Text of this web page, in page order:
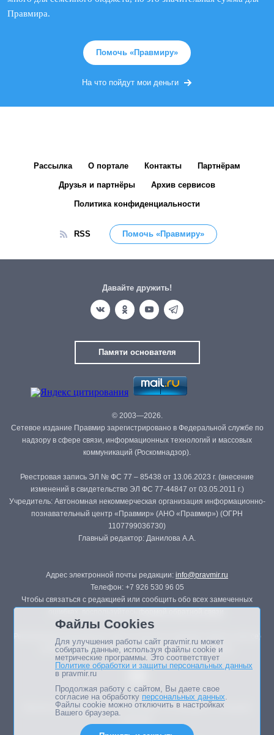
Правмира.
Помочь «Правмиру»
На что пойдут мои деньги
Рассылка О портале Контакты Партнёрам
Друзья и партнёры Архив сервисов
Политика конфиденциальности
RSS Помочь «Правмиру»
Давайте дружить!
Памяти основателя
© 2003—2026.
Сетевое издание Правмир зарегистрировано в Федеральной службе по
надзору в сфере связи, информационных технологий и массовых
коммуникаций (Роскомнадзор).
Реестровая запись ЭЛ № ФС 77 – 85438 от 13.06.2023 г. (внесение
изменений в свидетельство ЭЛ ФС 77-44847 от 03.05.2011 г.)
Учредитель: Автономная некоммерческая организация информационно-
познавательный центр «Правмир» (АНО «Правмир») (ОГРН
1107799036730)
Главный редактор: Данилова А.А.
Адрес электронной почты редакции: info@pravmir.ru
Телефон: +7 926 530 96 05
Чтобы связаться с редакцией или сообщить обо всех замеченных
Републикация материалов сайта в печатных изданиях (книгах, прессе)
возможна только с письменного разрешения редакции.
Мнение авторов статей портала может не совпадать с позицией
Файлы Cookies
Для улучшения работы сайт pravmir.ru может
собирать данные, используя файлы cookie и
метрические программы. Это соответствует
Политике обработки и защиты персональных данных
в pravmir.ru
Продолжая работу с сайтом, Вы даете свое
согласие на обработку персональных данных.
Файлы cookie можно отключить в настройках
Вашего браузера.